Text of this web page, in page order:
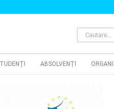
Cautare...
ABSOLVENȚI